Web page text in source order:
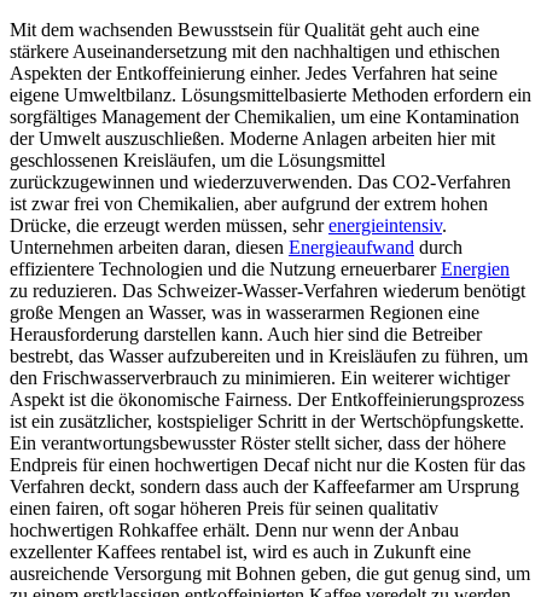
Mit dem wachsenden Bewusstsein für Qualität geht auch eine
stärkere Auseinandersetzung mit den nachhaltigen und ethischen
Aspekten der Entkoffeinierung einher. Jedes Verfahren hat seine
eigene Umweltbilanz. Lösungsmittelbasierte Methoden erfordern ein
sorgfältiges Management der Chemikalien, um eine Kontamination
der Umwelt auszuschließen. Moderne Anlagen arbeiten hier mit
geschlossenen Kreisläufen, um die Lösungsmittel
zurückzugewinnen und wiederzuverwenden. Das CO2-Verfahren
ist zwar frei von Chemikalien, aber aufgrund der extrem hohen
Drücke, die erzeugt werden müssen, sehrenergieintensiv.
Unternehmen arbeiten daran, diesen Energieaufwand durch
effizientere Technologien und die Nutzung erneuerbarerEnergien
zu reduzieren. Das Schweizer-Wasser-Verfahren wiederum benötigt
große Mengen an Wasser, was in wasserarmen Regionen eine
Herausforderung darstellen kann. Auch hier sind die Betreiber
bestrebt, das Wasser aufzubereiten und in Kreisläufen zu führen, um
den Frischwasserverbrauch zu minimieren. Ein weiterer wichtiger
Aspekt ist die ökonomische Fairness. Der Entkoffeinierungsprozess
ist ein zusätzlicher, kostspieliger Schritt in der Wertschöpfungskette.
Ein verantwortungsbewusster Röster stellt sicher, dass der höhere
Endpreis für einen hochwertigen Decaf nicht nur die Kosten für das
Verfahren deckt, sondern dass auch der Kaffeefarmer am Ursprung
einen fairen, oft sogar höheren Preis für seinen qualitativ
hochwertigen Rohkaffee erhält. Denn nur wenn der Anbau
exzellenter Kaffees rentabel ist, wird es auch in Zukunft eine
ausreichende Versorgung mit Bohnen geben, die gut genug sind, um